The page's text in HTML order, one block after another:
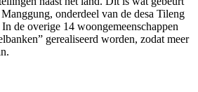
onderdeel van de desa Tileng
de overige 14 woongemeenschappen
gerealiseerd worden, zodat meer